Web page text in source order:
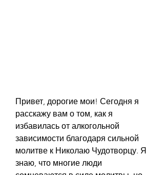
Привет, дорогие мои! Сегодня я
расскажу вам о том, как я
избавилась от алкогольной
зависимости благодаря сильной
молитве к Николаю Чудотворцу. Я
знаю, что многие люди